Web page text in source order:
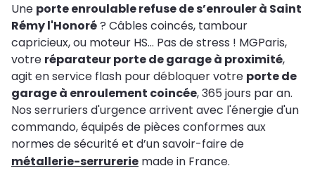
Une porte enroulable refuse de s’enrouler à Saint
Rémy l'Honoré? Câbles coincés, tambour
capricieux, ou moteur HS… Pas de stress ! MGParis,
votre réparateur porte de garage à proximité,
agit en service flash pour débloquer votre porte de
garage à enroulement coincée, 365 jours par an.
Nos serruriers d'urgence arrivent avec l'énergie d'un
commando, équipés de pièces conformes aux
normes de sécurité et d’un savoir-faire de
métallerie-serrurerie made in France.